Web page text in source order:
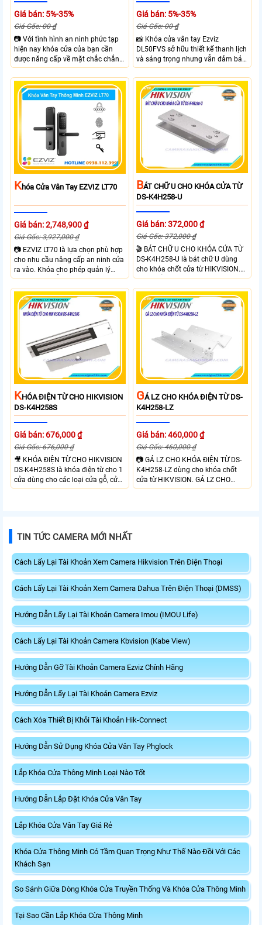
Giá bán: 5%-35%
Giá Gốc: 00 ₫
📷 Với tình hình an ninh phức tạp
hiện nay khóa cửa của bạn cần
được năng cấp về mặt chắc chắn
và công nghệ giúp đảm bảo an
ninh và kiểm soát ra vào hiệu quả
hơn. Với Khóa Cửa An Ninh EZVIZ
DL05 bạn sẽ sở hữu khóa cửa với 6
hình thức mở khóa và nhiều chức
năng an ninh như Cảnh báo phá
hoại và kiểm soát ra vào từ xa
ngay trên điện thoại
Giá bán: 5%-35%
Giá Gốc: 00 ₫
📸 Khóa cửa vân tay Ezviz
DL50FVS sở hữu thiết kế thanh lịch
và sáng trọng nhưng vẫn đảm bảo
sự chắc chắn với cùng nhiều
phương thức mở cửa tiện lợi như
vân tay, mật khẩu, thẻ từ và điều
khiển từ xa qua app. Ezviz
DL50FVS hỗ trợ quản lý người
dùng cảnh báo an ninh và kiểm tra
trạng thái khóa giúp kiểm soát ra
vào từ xa qua app EZVIZ
KHóa Cửa Vân Tay EZVIZ LT70
Giá bán: 2,748,900 ₫
Giá Gốc: 3,927,000 ₫
📷 EZVIZ LT70 là lựa chọn phù hợp
cho nhu cầu nâng cấp an ninh cửa
ra vào. Khóa cho phép quản lý
người dùng dễ dàng theo dõi trạng
thái hoạt động và hỗ trợ cảnh báo
thông minh qua điện thoại. Khóa
cửa mang lại sự tiện lợi nhờ sự linh
hoạt trong cách sử dụng như vân
tay, mật khẩu và thẻ từ đảm bảo
kiểm soát ra vào hiệu quả.
BÁT CHỮ U CHO KHÓA CỬA TỪ
DS-K4H258-U
Giá bán: 372,000 ₫
Giá Gốc: 372,000 ₫
🎬 BÁT CHỮ U CHO KHÓA CỬA TỪ
DS-K4H258-U là bát chữ U dùng
cho khóa chốt cửa từ HIKVISION.
Sản phẩm được thiết kế chắc chắn,
dùng cho khóa Hikvision SH-
K5H258S/D. BÁT CHỮ U CHO
KHÓA CỬA TỪ DS-K4H258-U phù
hợp cửa ra vào, mở ra hướng về
bên trong ở góc 90 độ.
KHÓA ĐIỆN TỪ CHO HIKVISION
DS-K4H258S
Giá bán: 676,000 ₫
Giá Gốc: 676,000 ₫
🎥 KHÓA ĐIỆN TỪ CHO HIKVISION
DS-K4H258S là khóa điện từ cho 1
cửa dùng cho các loại cửa gỗ, cửa
kính, cửa kim loại, cửa chống cháy
không hề tác động đến cửa và
thẩm mĩ và công dụng sau khi lắp
GÁ LZ CHO KHÓA ĐIỆN TỪ DS-
K4H258-LZ
Giá bán: 460,000 ₫
Giá Gốc: 460,000 ₫
📷 GÁ LZ CHO KHÓA ĐIỆN TỪ DS-
K4H258-LZ dùng cho khóa chốt
cửa từ HIKVISION. GÁ LZ CHO
KHÓA ĐIỆN TỪ DS-K4H258-LZ
TIN TỨC CAMERA MỚI NHẤT
Cách Lấy Lại Tài Khoản Xem Camera Hikvision Trên Điện Thoại
Cách Lấy Lại Tài Khoản Xem Camera Dahua Trên Điện Thoại (DMSS)
Hướng Dẫn Lấy Lại Tài Khoản Camera Imou (IMOU Life)
Cách Lấy Lại Tài Khoản Camera Kbvision (Kabe View)
Hướng Dẫn Gỡ Tài Khoản Camera Ezviz Chính Hãng
Hướng Dẫn Lấy Lại Tài Khoản Camera Ezviz
Cách Xóa Thiết Bị Khỏi Tài Khoản Hik-Connect
Hướng Dẫn Sử Dụng Khóa Cửa Vân Tay Phglock
Lắp Khóa Cửa Thông Minh Loại Nào Tốt
Hướng Dẫn Lắp Đặt Khóa Cửa Vân Tay
Lắp Khóa Cửa Vân Tay Giá Rẻ
Khóa Cửa Thông Minh Có Tầm Quan Trọng Như Thế Nào Đồi Với Các
Khách Sạn
So Sánh Giữa Dòng Khóa Cửa Truyền Thống Và Khóa Cửa Thông Minh
Tại Sao Cần Lắp Khóa Cừa Thông Minh